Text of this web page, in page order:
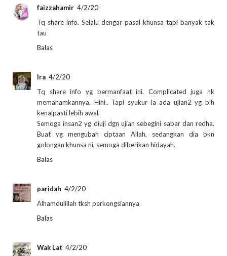
faizzahamir 4/2/20
Tq share info. Selalu dengar pasal khunsa tapi banyak tak
tau
Balas
Ira 4/2/20
Tq share info yg bermanfaat ini. Complicated juga nk
memahamkannya. Hihi.. Tapi syukur la ada ujian2 yg blh
kenalpasti lebih awal.
Semoga insan2 yg diuji dgn ujian sebegini sabar dan redha.
Buat yg mengubah ciptaan Allah, sedangkan dia bkn
golongan khunsa ni, semoga diberikan hidayah.
Balas
paridah 4/2/20
Alhamdulillah tksh perkongsiannya
Balas
Wak Lat 4/2/20